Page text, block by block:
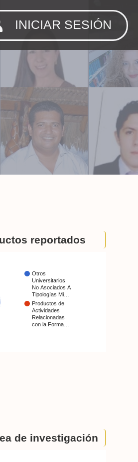
INICIAR SESIÓN
reportados
Otros
Universitarios
No Asociados A
Tipologías Mi…
Productos de
Actividades
Relacionadas
con la Forma…
de investigación